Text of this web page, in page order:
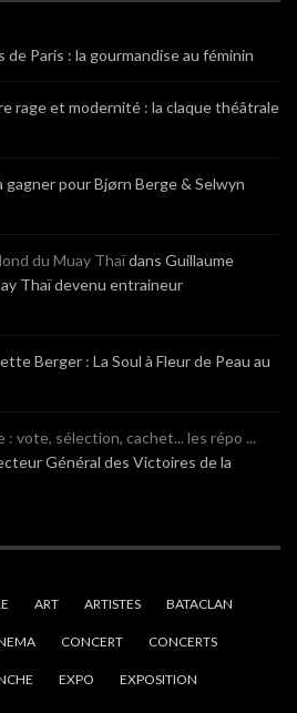
de Paris : la gourmandise au féminin
rage et modernité : la claque théâtrale
gagner pour Bjørn Berge & Selwyn
du Muay Thaïdans Guillaume
Thaï devenu entraineur
Berger : La Soul à Fleur de Peau au
: vote, sélection, cachet... les répo ...
Général des Victoires de la
ART ARTISTES BATACLAN
CONCERT CONCERTS
EXPO EXPOSITION